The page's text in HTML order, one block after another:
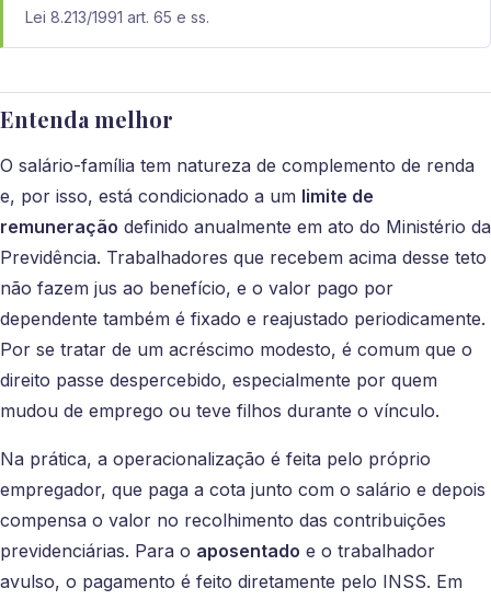
Lei 8.213/1991 art. 65 e ss.
Entenda melhor
O salário-família tem natureza de complemento de renda
e, por isso, está condicionado a um limite de
remuneração definido anualmente em ato do Ministério da
Previdência. Trabalhadores que recebem acima desse teto
não fazem jus ao benefício, e o valor pago por
dependente também é fixado e reajustado periodicamente.
Por se tratar de um acréscimo modesto, é comum que o
direito passe despercebido, especialmente por quem
mudou de emprego ou teve filhos durante o vínculo.
Na prática, a operacionalização é feita pelo próprio
empregador, que paga a cota junto com o salário e depois
compensa o valor no recolhimento das contribuições
previdenciárias. Para o aposentado e o trabalhador
avulso, o pagamento é feito diretamente pelo INSS. Em